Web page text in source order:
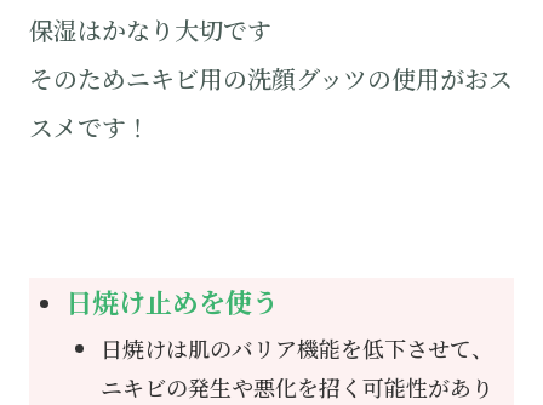
保湿はかなり大切です
そのためニキビ用の洗顔グッツの使用がおス
スメです！
日焼け止めを使う
日焼けは肌のバリア機能を低下させて、
ニキビの発生や悪化を招く可能性があり